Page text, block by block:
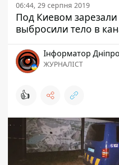
06:44, 29 серпня 2019
Под Киевом
выбросили тело в
Інформатор Дніпро
ЖУРНАЛІСТ
👍